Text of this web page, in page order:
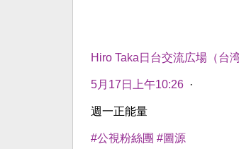
Hiro Taka 日台交流広場（台
5月17日上午10:26 ·
週一正能量
#公視粉絲團 #圖源